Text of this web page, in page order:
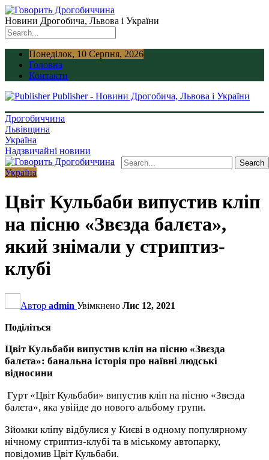
Новини Дрогобича, Львова і України
Понеділок, 10 Серпня, 2026
Головна
Контакти
Publisher - Новини Дрогобича, Львова і України
Дрогобиччина
Львівщина
Україна
Надзвичайні новини
Україна
Цвіт Кульбаби випустив кліп
на пісню «Звєзда балєта»,
який знімали у стриптиз-
клубі
Автор admin Увімкнено Лис 12, 2021
Поділіться
Цвіт Кульбаби випустив кліп на пісню «Звєзда
балєта»: банальна історія про наївні людські
відносини
Гурт «Цвіт Кульбаби» випустив кліп на пісню «Звєзда
балєта», яка увійде до нового альбому групи.
Зйомки кліпу відбулися у Києві в одному популярному
нічному стриптиз-клубі та в міському автопарку,
повідомив Цвіт Кульбаби.